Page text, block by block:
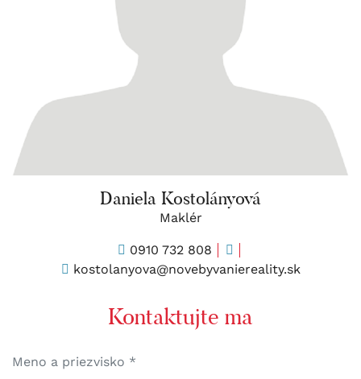
Daniela Kostolányová
Maklér
0910 732 808
kostolanyova@novebyvaniereality.sk
Kontaktujte ma